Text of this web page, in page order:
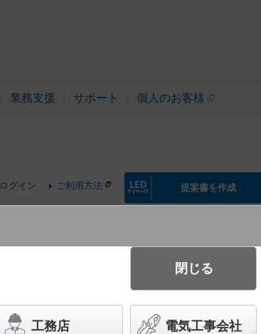
業務支援 サポート 個人のお客様
ログイン ご利用方法 提案書を作成
コーナー用ブラケット LED電球交換型 白熱
工務店 電気工事会社
閉じる